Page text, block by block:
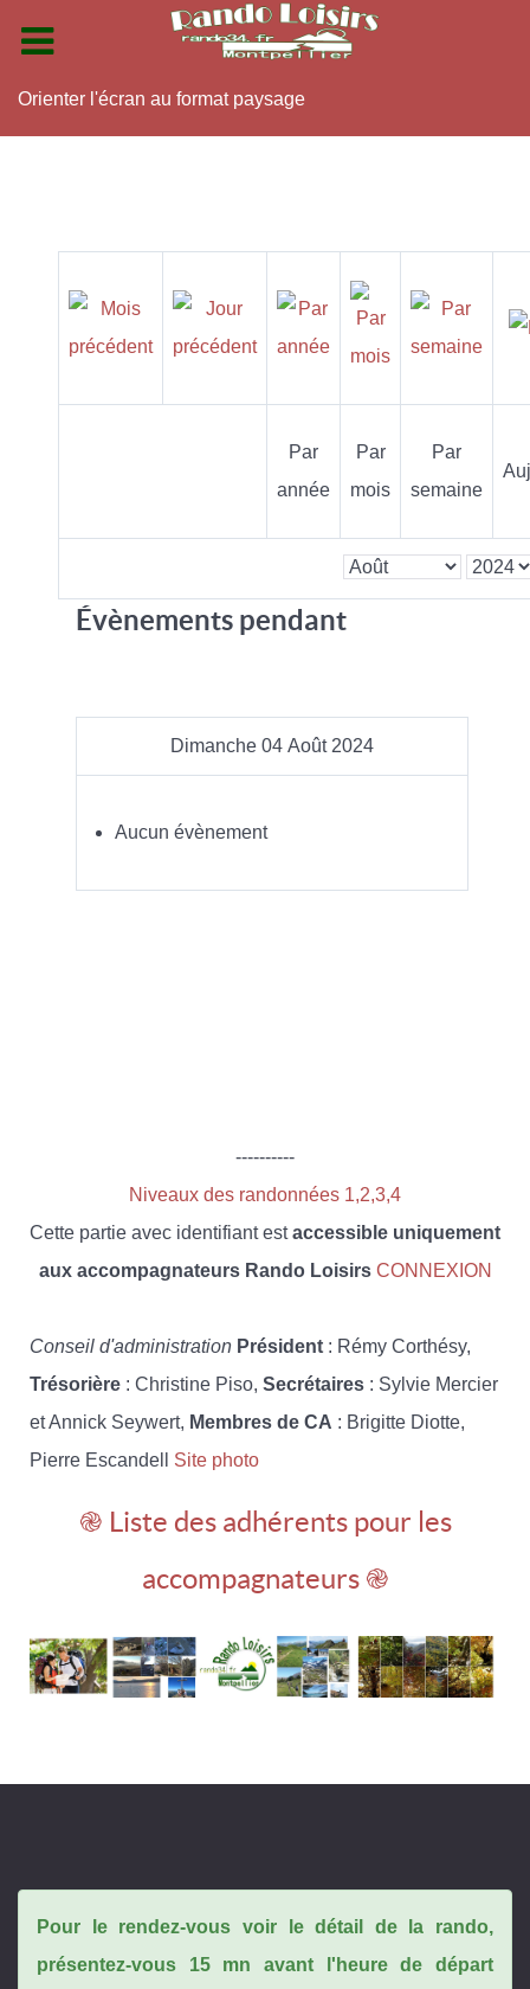
Orienter l'écran au format paysage
Par
année
Par
mois
Par
semaine
Évènements pendant
Dimanche 04 Août 2024
Aucun évènement
----------
Niveaux des randonnées 1,2,3,4
Cette partie avec identifiant estaccessible uniquement
aux accompagnateurs Rando Loisirs CONNEXION
Conseil d'administration Président : Rémy Corthésy,
Trésorière : Christine Piso, Secrétaires : Sylvie Mercier
et Annick Seywert, Membres de CA : Brigitte Diotte,
Pierre Escandell Site photo
֎ Liste des adhérents pour les
accompagnateurs ֎
Pour le rendez-vous voir le détail de la rando,
présentez-vous 15 mn avant l'heure de départ